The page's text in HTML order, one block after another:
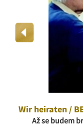
Wir heiraten /
Až se budem